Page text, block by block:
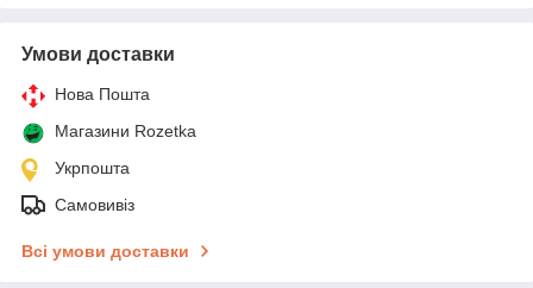
Умови доставки
Нова Пошта
Магазини Rozetka
Укрпошта
Самовивіз
Всі умови доставки